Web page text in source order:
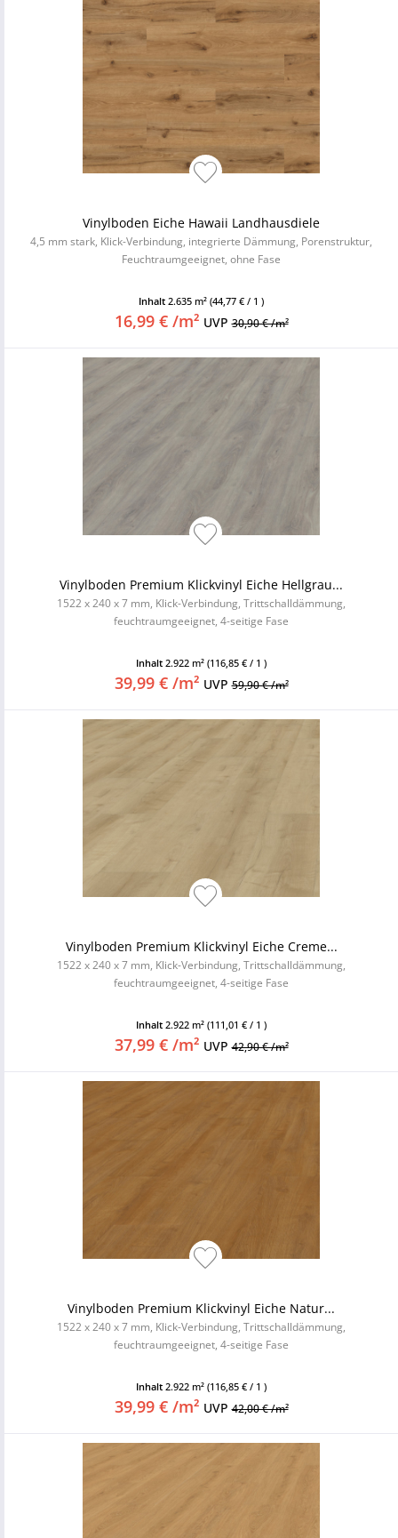
Vinylboden Eiche Hawaii Landhausdiele
4,5 mm stark, Klick-Verbindung, integrierte Dämmung, Porenstruktur,
Feuchtraumgeeignet, ohne Fase
Inhalt 2.635 m² (44,77 € / 1 )
16,99 € /m² UVP30,90 € /m²
Vinylboden Premium Klickvinyl Eiche Hellgrau...
1522 x 240 x 7 mm, Klick-Verbindung, Trittschalldämmung,
feuchtraumgeeignet, 4-seitige Fase
Inhalt 2.922 m² (116,85 € / 1 )
39,99 € /m² UVP59,90 € /m²
Vinylboden Premium Klickvinyl Eiche Creme...
1522 x 240 x 7 mm, Klick-Verbindung, Trittschalldämmung,
feuchtraumgeeignet, 4-seitige Fase
Inhalt 2.922 m² (111,01 € / 1 )
37,99 € /m² UVP42,90 € /m²
Vinylboden Premium Klickvinyl Eiche Natur...
1522 x 240 x 7 mm, Klick-Verbindung, Trittschalldämmung,
feuchtraumgeeignet, 4-seitige Fase
Inhalt 2.922 m² (116,85 € / 1 )
39,99 € /m² UVP42,00 € /m²